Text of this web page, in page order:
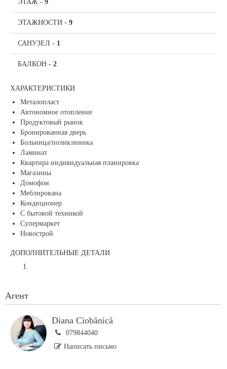
ЭТАЖ - 9
ЭТАЖНОСТИ - 9
САНУЗЕЛ - 1
БАЛКОН - 2
ХАРАКТЕРИСТИКИ
Металопласт
Автономное отопление
Продуктовый рынок
Бронированная дверь
Больница/поликлиника
Ламинат
Квартира индивидуальная планировка
Магазины
Домофон
Меблирована
Кондиционер
С бытовой техникой
Супермаркет
Новострой
ДОПОЛНИТЕЛЬНЫЕ ДЕТАЛИ
Агент
Diana Ciobănică
079844040
Написать письмо